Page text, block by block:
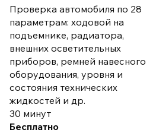
Проверка автомобиля по 28
параметрам: ходовой на
подъемнике, радиатора,
внешних осветительных
приборов, ремней навесного
оборудования, уровня и
состояния технических
жидкостей и др.
30 минут
Бесплатно